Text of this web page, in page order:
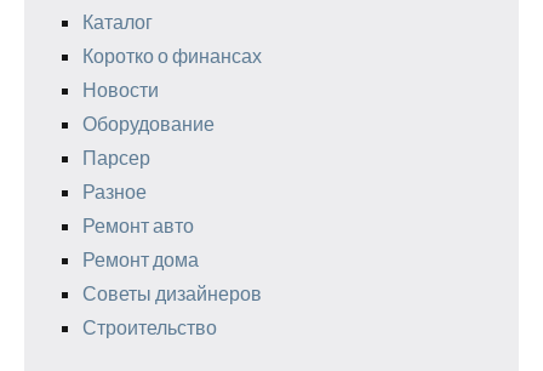
Каталог
Коротко о финансах
Новости
Оборудование
Парсер
Разное
Ремонт авто
Ремонт дома
Советы дизайнеров
Строительство